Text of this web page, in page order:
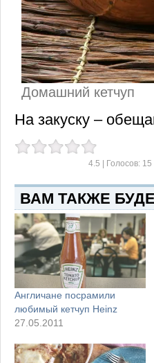
Домашний кетчуп
На закуску –
4.5 | Голосов: 15
ВАМ ТАКЖЕ
Англичане посрамили
любимый кетчуп Heinz
27.05.2011